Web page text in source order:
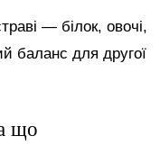
— білок, овочі,
баланс для другої
що